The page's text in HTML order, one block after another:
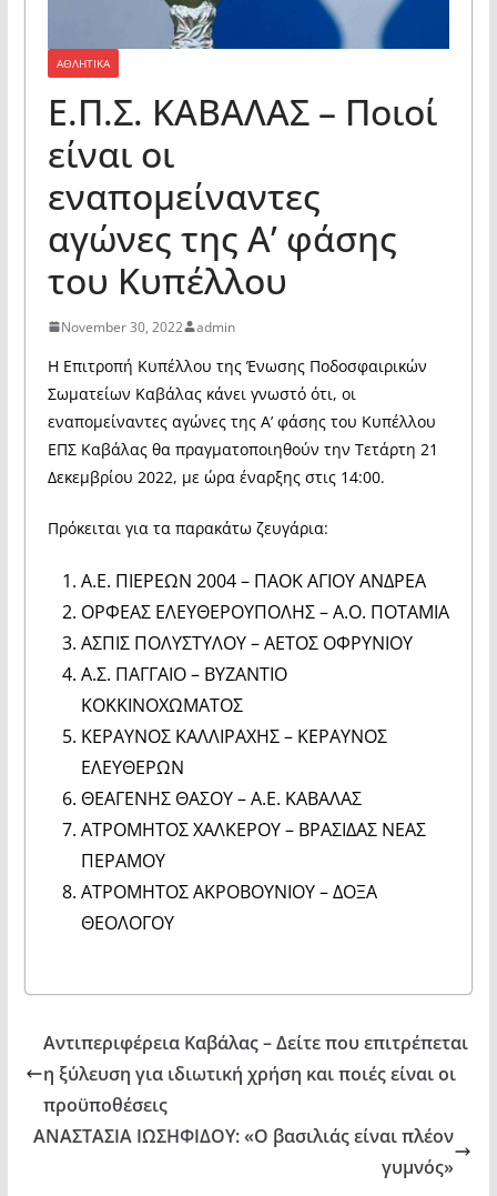
ΑΘΛΗΤΙΚΑ
Ε.Π.Σ. ΚΑΒΑΛΑΣ – Ποιοί
είναι οι
εναπομείναντες
αγώνες της Α’ φάσης
του Κυπέλλου
November 30, 2022 admin
Η Επιτροπή Κυπέλλου της Ένωσης Ποδοσφαιρικών
Σωματείων Καβάλας κάνει γνωστό ότι, οι
εναπομείναντες αγώνες της Α’ φάσης του Κυπέλλου
ΕΠΣ Καβάλας θα πραγματοποιηθούν την Τετάρτη 21
Δεκεμβρίου 2022, με ώρα έναρξης στις 14:00.
Πρόκειται για τα παρακάτω ζευγάρια:
Α.Ε. ΠΙΕΡΕΩΝ 2004 – ΠΑΟΚ ΑΓΙΟΥ ΑΝΔΡΕΑ
ΟΡΦΕΑΣ ΕΛΕΥΘΕΡΟΥΠΟΛΗΣ – Α.Ο. ΠΟΤΑΜΙΑ
ΑΣΠΙΣ ΠΟΛΥΣΤΥΛΟΥ – ΑΕΤΟΣ ΟΦΡΥΝΙΟΥ
Α.Σ. ΠΑΓΓΑΙΟ – ΒΥΖΑΝΤΙΟ
ΚΟΚΚΙΝΟΧΩΜΑΤΟΣ
ΚΕΡΑΥΝΟΣ ΚΑΛΛΙΡΑΧΗΣ – ΚΕΡΑΥΝΟΣ
ΕΛΕΥΘΕΡΩΝ
ΘΕΑΓΕΝΗΣ ΘΑΣΟΥ – Α.Ε. ΚΑΒΑΛΑΣ
ΑΤΡΟΜΗΤΟΣ ΧΑΛΚΕΡΟΥ – ΒΡΑΣΙΔΑΣ ΝΕΑΣ
ΠΕΡΑΜΟΥ
ΑΤΡΟΜΗΤΟΣ ΑΚΡΟΒΟΥΝΙΟΥ – ΔΟΞΑ
ΘΕΟΛΟΓΟΥ
Αντιπεριφέρεια Καβάλας – Δείτε που επιτρέπεται
η ξύλευση για ιδιωτική χρήση και ποιές είναι οι
προϋποθέσεις
ΑΝΑΣΤΑΣΙΑ ΙΩΣΗΦΙΔΟΥ: «Ο βασιλιάς είναι πλέον
γυμνός»